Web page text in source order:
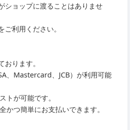
ショップに渡ることはありませ
利用ください。
ります。
、Mastercard、JCB）が利用可能
トが可能です。
かつ簡単にお支払いできます。